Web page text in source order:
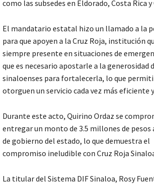
como las subsedes en Eldorado, Costa Rica y
El mandatario estatal hizo un llamado a la
para que apoyen a la Cruz Roja, institución
siempre presente en situaciones de
que es necesario apostarle a la generosidad
sinaloenses para fortalecerla, lo que
otorguen un servicio cada vez más eficiente
Durante este acto, Quirino Ordaz se
entregar un monto de 3.5 millones de pesos
de gobierno del estado, lo que demuestra el
compromiso ineludible con Cruz Roja
La titular del Sistema DIF Sinaloa, Rosy